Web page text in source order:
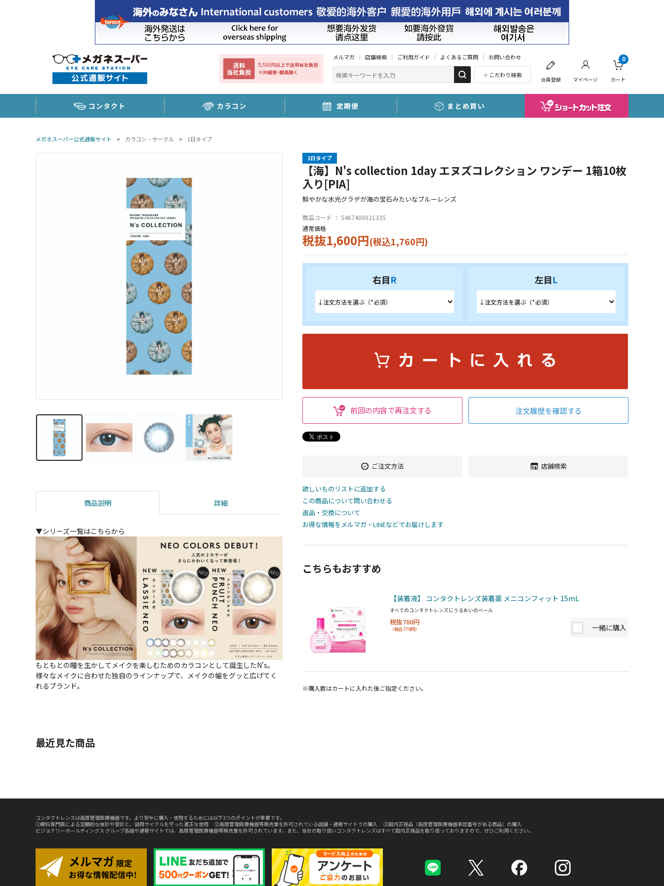
メルマガ 店舗検索 ご利用ガイド よくあるご質問 お問い合わせ
こだわり検索
会員登録 マイページ カート
0
コンタクト カラコン 定期便 まとめ買い
メガネスーパー公式通販サイト > カラコン・サークル > 1日タイプ
商品説明 詳細
▼シリーズ一覧はこちらから
もともとの瞳を生かしてメイクを楽しむためのカラコンとして誕生したN's。
様々なメイクに合わせた独自のラインナップで、メイクの幅をグッと広げてく
れるブランド。
1日タイプ
【海】N's collection 1day エヌズコレクション ワンデー 1箱10枚
入り[PIA]
鮮やかな水光グラデが海の宝石みたいなブルーレンズ
商品コード ： 5467400021335
通常価格
税抜1,600円(税込1,760円)
右目R 左目L
前回の内容で再注文する 注文履歴を確認する
ご注文方法 店舗検索
欲しいものリストに追加する
この商品について問い合わせる
返品・交換について
お得な情報をメルマガ・LINEなどでお届けします
こちらもおすすめ
【装着液】 コンタクトレンズ装着薬 メニコンフィット 15mL
すべてのコンタクトレンズにうるおいのベール
税抜700円
（税込770円） 一緒に購入
※購入数はカートに入れた後ご指定ください。
最近見た商品
コンタクトレンズは高度管理医療機器です。より安全に購入・使用するためには以下3つのポイントが重要です。
①眼科専門医による定期的な検診や受診と、装用サイクルを守った適正な使用 ②高度管理医療機器等販売業を許可されている店舗・通販サイトでの購入 ③国内正規品（高度管理医療機器承認番号がある商品）の購入
ビジョナリーホールディングス グループ各店や通販サイトでは、高度管理医療機器等販売業を許可されています。また、当社の取り扱いコンタクトレンズはすべて国内正規品を取り扱っておりますので、ぜひご利用ください。